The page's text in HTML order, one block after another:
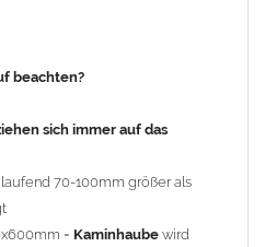
Anfrage möglich (Aufpreis
beachten?
sich immer auf das
70-100mm größer als
= Kaminhaube wird